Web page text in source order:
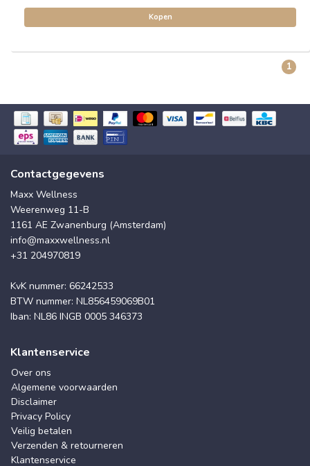
Kopen
1
Contactgegevens
Maxx Wellness
Weerenweg 11-B
1161 AE Zwanenburg (Amsterdam)
info@maxxwellness.nl
+31 204970819
KvK nummer: 66242533
BTW nummer: NL856459069B01
Iban: NL86 INGB 0005 346373
Klantenservice
Over ons
Algemene voorwaarden
Disclaimer
Privacy Policy
Veilig betalen
Verzenden & retourneren
Klantenservice